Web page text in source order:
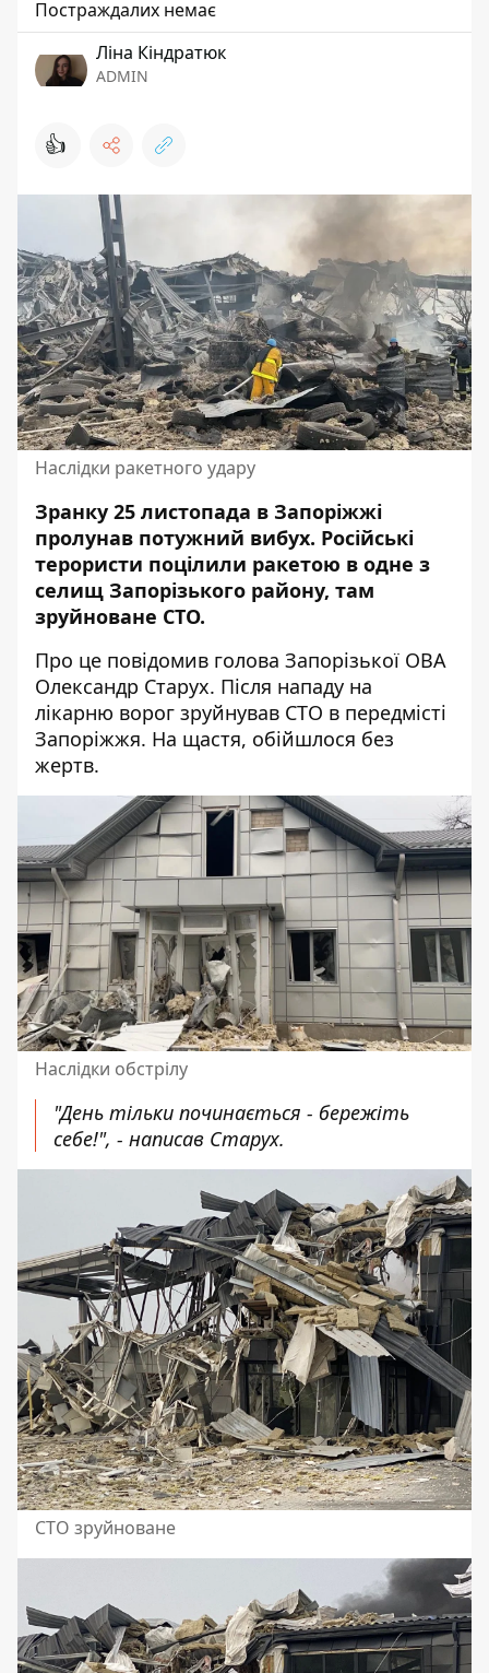
Постраждалих немає
Ліна Кіндратюк
ADMIN
👍
Наслідки ракетного удару
Зранку 25 листопада в Запоріжжі
пролунав потужний вибух. Російські
терористи поцілили ракетою в одне з
селищ Запорізького району, там
зруйноване СТО.
Про це повідомив голова Запорізької ОВА
Олександр Старух. Після нападу на
лікарню ворог зруйнував СТО в передмісті
Запоріжжя. На щастя, обійшлося без
жертв.
Наслідки обстрілу
"День тільки починається - бережіть
себе!", - написав Старух.
СТО зруйноване